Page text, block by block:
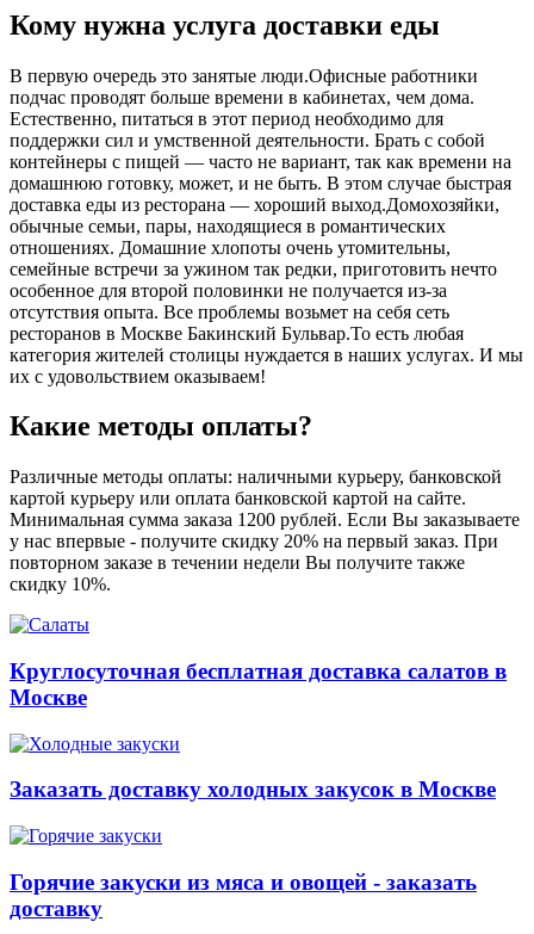
Кому нужна услуга доставки еды
В первую очередь это занятые люди.Офисные работники
подчас проводят больше времени в кабинетах, чем дома.
Естественно, питаться в этот период необходимо для
поддержки сил и умственной деятельности. Брать с собой
контейнеры с пищей ― часто не вариант, так как времени на
домашнюю готовку, может, и не быть. В этом случае быстрая
доставка еды из ресторана ― хороший выход.Домохозяйки,
обычные семьи, пары, находящиеся в романтических
отношениях. Домашние хлопоты очень утомительны,
семейные встречи за ужином так редки, приготовить нечто
особенное для второй половинки не получается из-за
отсутствия опыта. Все проблемы возьмет на себя сеть
ресторанов в Москве Бакинский Бульвар.То есть любая
категория жителей столицы нуждается в наших услугах. И мы
их с удовольствием оказываем!
Какие методы оплаты?
Различные методы оплаты: наличными курьеру, банковской
картой курьеру или оплата банковской картой на сайте.
Минимальная сумма заказа 1200 рублей. Если Вы заказываете
у нас впервые - получите скидку 20% на первый заказ. При
повторном заказе в течении недели Вы получите также
скидку 10%.
Круглосуточная бесплатная доставка салатов в
Москве
Заказать доставку холодных закусок в Москве
Горячие закуски из мяса и овощей - заказать
доставку